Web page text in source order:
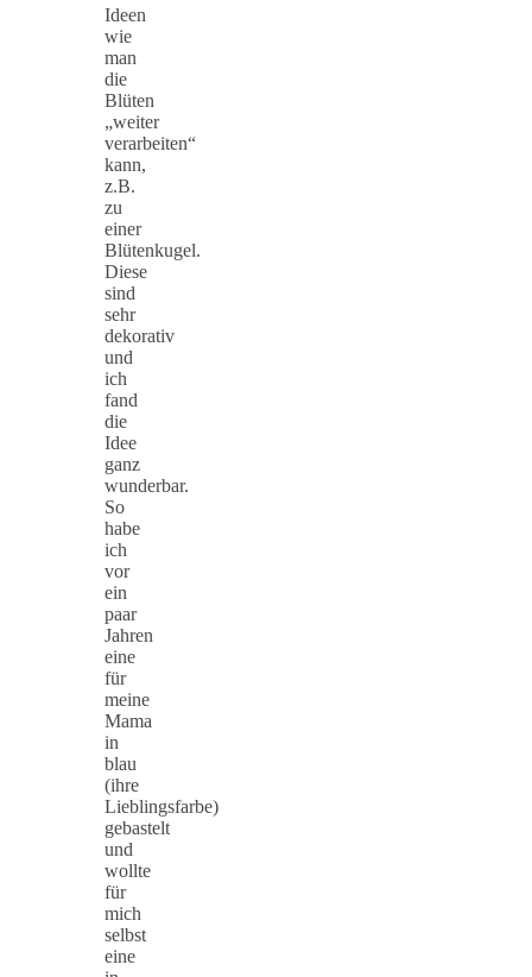
Ideen
wie
man
die
Blüten
„weiter
verarbeiten“
kann,
z.B.
zu
einer
Blütenkugel.
Diese
sind
sehr
dekorativ
und
ich
fand
die
Idee
ganz
wunderbar.
So
habe
ich
vor
ein
paar
Jahren
eine
für
meine
Mama
in
blau
(ihre
Lieblingsfarbe)
gebastelt
und
wollte
für
mich
selbst
eine